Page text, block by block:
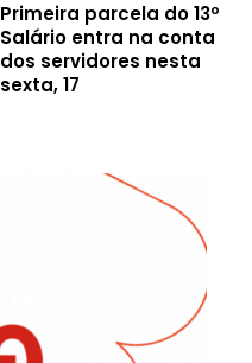
Primeira parcela do 13º
Salário entra na conta
dos servidores nesta
sexta, 17